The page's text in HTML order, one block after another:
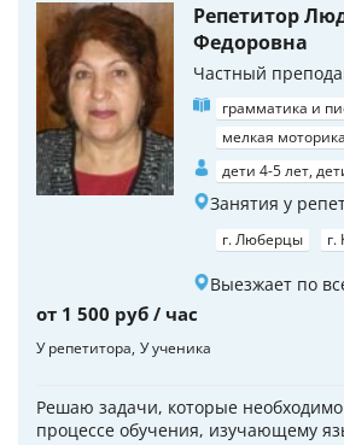
Репетитор
Федоровна
Частный
грамматика и
мелкая моторика
дети 4-5 лет,
Занятия у
г. Люберцы г.
Выезжает по
от 1 500 руб / час
У репетитора У ученика
Решаю задачи, которые
процессе обучения, изучающему